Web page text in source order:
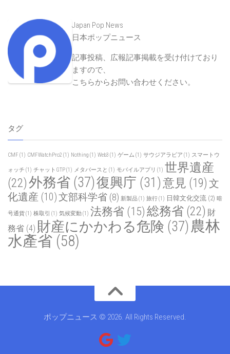
Japan Pop News
日本ポップニュース
記事投稿、広報記事掲載を受け付けており
ますので、
こちらからお問い合わせください。
タグ
CMF (1) CMFWatchPro2 (1) Nothing (1) Web3 (1) ゲーム (1) サウジアラビア (1) スマートウ
ォッチ (1) チャットGTP(1) メタバースと (1) モバイルアプリ (1) 世界遺産
(22)外務省 (37)復興庁 (31)意見 (19) 文
化遺産 (10)文部科学省 (8) 新製品(1) 旅行(1) 日韓文化交流 (2) 暗
号通貨(1) 株取引 (1) 気候変動(1) 法務省 (15) 総務省 (22) 財
務省 (4) 財産にかかわる危険 (37) 農林
水產省 (58)
ポップニュース © 2026. All Rights Reserved.